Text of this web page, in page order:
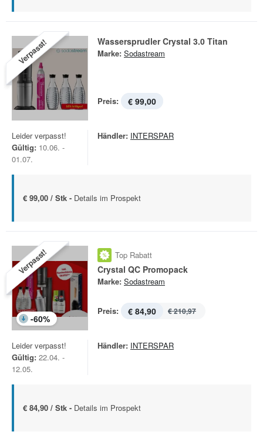
Verpasst! Wassersprudler Crystal 3.0 Titan
Marke: Sodastream
Preis: € 99,00
Leider verpasst!
Gültig: 10.06. -
01.07.
Händler: INTERSPAR
€ 99,00 / Stk - Details im Prospekt
Verpasst!
-60%
Top Rabatt
Crystal QC Promopack
Marke: Sodastream
Preis: € 84,90 € 210,97
Leider verpasst!
Gültig: 22.04. -
12.05.
Händler: INTERSPAR
€ 84,90 / Stk - Details im Prospekt